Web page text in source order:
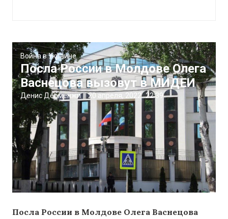
Война в Украине
Посла России в Молдове Олега
Васнецова вызовут в МИДЕИ
Денис Дерменжи |20 апреля, 2022 22:39
Посла России в Молдове Олега Васнецова